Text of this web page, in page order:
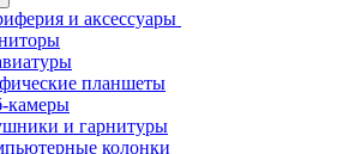
и аксессуары
планшеты
камеры
и гарнитуры
колонки